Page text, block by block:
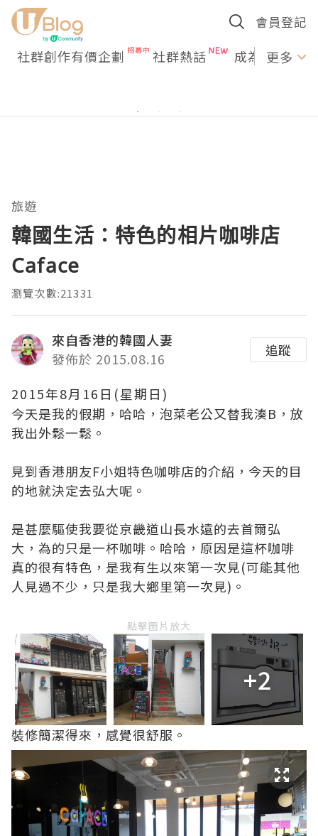
會員登記
社群創作有價企劃 社群熱話 成為U更多
旅遊
韓國生活：特色的相片咖啡店
Caface
瀏覽次數:21331
來自香港的韓國人妻
發佈於 2015.08.16
追蹤
2015年8月16日(星期日)
今天是我的假期，哈哈，泡菜老公又替我湊B，放
我出外鬆一鬆。
見到香港朋友F小姐特色咖啡店的介紹，今天的目
的地就決定去弘大呢。
是甚麼驅使我要從京畿道山長水遠的去首爾弘
大，為的只是一杯咖啡。哈哈，原因是這杯咖啡
真的很有特色，是我有生以來第一次見(可能其他
人見過不少，只是我大鄉里第一次見)。
點擊圖片放大
+2
裝修簡潔得來，感覺很舒服。